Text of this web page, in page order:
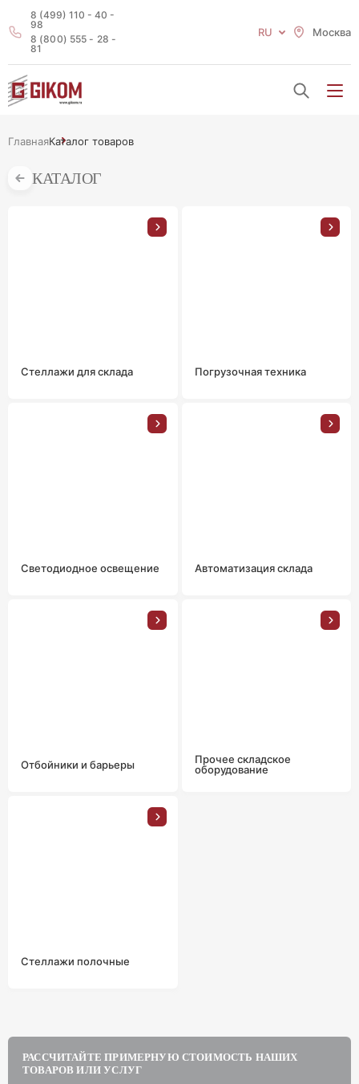
8 (499) 110 - 40 -
98
8 (800) 555 - 28 -
81
Москва
RU
ГлавнаяКаталог товаров
КАТАЛОГ
Стеллажи для склада Погрузочная техника
Светодиодное освещение Автоматизация склада
Отбойники и барьеры
Прочее складское
оборудование
Стеллажи полочные
РАССЧИТАЙТЕ ПРИМЕРНУЮ СТОИМОСТЬ НАШИХ
ТОВАРОВ ИЛИ УСЛУГ